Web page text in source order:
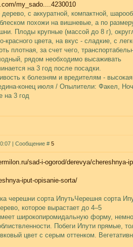
my_sado....4230010
с аккуратной, компактной,
похожи на вишневые, а по
Плоды крупные (массой до 8 г),
цвета, на вкус - сладкие, с
плотная, за счет чего,
рядом необходимо высаживать
на 3 год после посадки.
к болезням и вредителям -
конец июля / Опылители: Факел,
на 3 год
| Сообщение # 5
sad-i-ogorod/derevya/chereshnya-
iput-opisanie-sorta/
черешни сорта ИпутьЧерешня сорта
которое вырастает до 4–5
широкопиромидальную форму,
Побеги Ипути прямые,
цвет с серым оттенком.